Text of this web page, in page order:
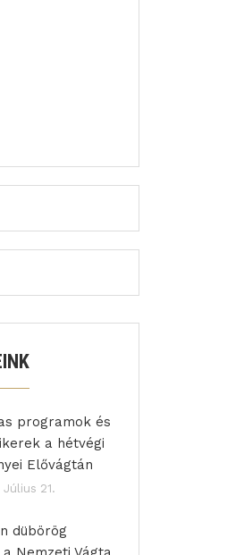
programok és
a hétvégi
Elővágtán
Július 21.
dübörög